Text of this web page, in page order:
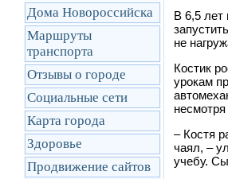
Дома Новороссийска
Маршруты
транcпорта
Отзывы о городе
Социальные сети
Карта города
Здоровье
Продвижение сайтов
В 6,5 лет
не
Костик
урокам
– Костя
чаял, –
учебу.